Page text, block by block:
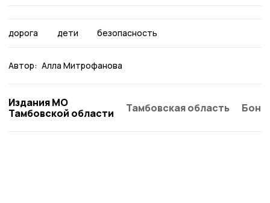
дорога дети безопасность
Автор: Алла Митрофанова
Издания МО
Тамбовской области
Тамбовская область